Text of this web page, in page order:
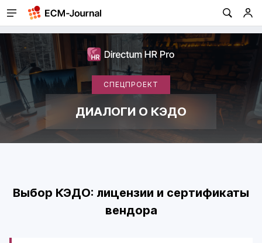
СПЕЦПРОЕКТ
ДИАЛОГИ О КЭДО
Выбор КЭДО: лицензии и сертификаты
вендора